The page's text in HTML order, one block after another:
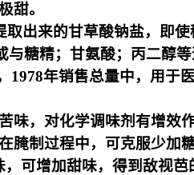
甜。
出来的甘草酸钠盐，即
糖精；甘氨酸；丙二醇
年销售总量中，用
，对化学调味剂有增效作
过程中，可克服少加糖
增加甜味，得到敌视芭